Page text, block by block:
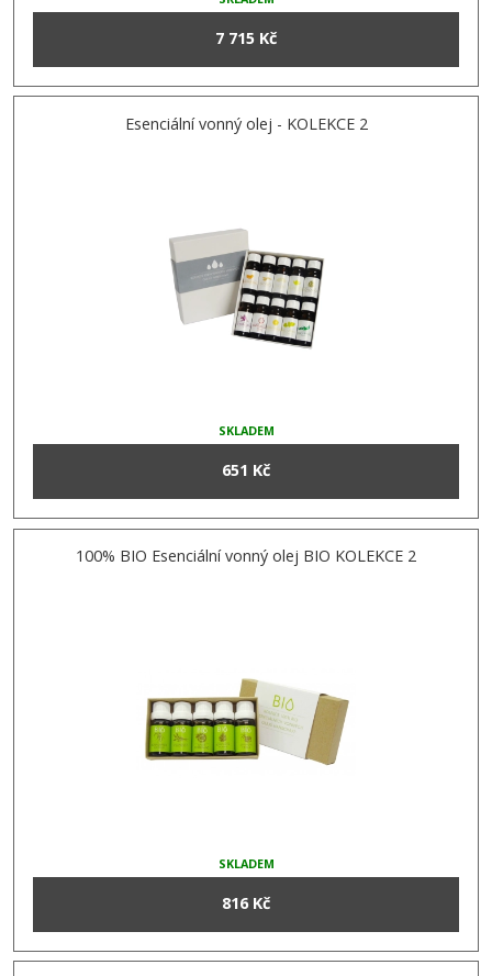
7 715 Kč
Esenciální vonný olej - KOLEKCE 2
SKLADEM
651 Kč
100% BIO Esenciální vonný olej BIO KOLEKCE 2
SKLADEM
816 Kč